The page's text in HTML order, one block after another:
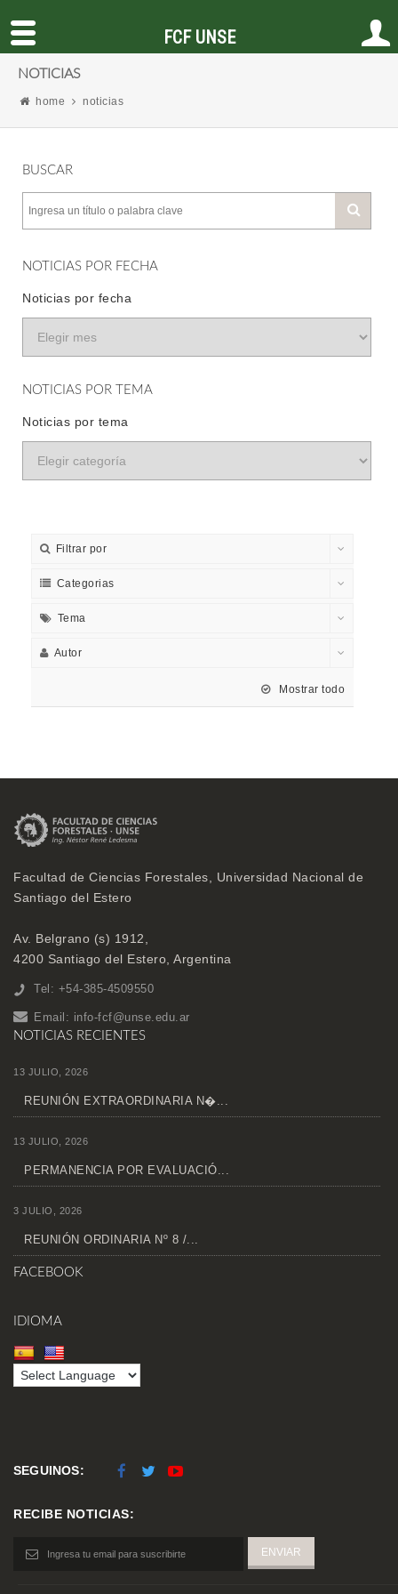
NOTICIAS
home noticias
BUSCAR
NOTICIAS POR FECHA
Noticias por fecha
NOTICIAS POR TEMA
Noticias por tema
Filtrar por
Categorias
Tema
Autor
Mostrar todo
Facultad de Ciencias Forestales, Universidad Nacional de
Santiago del Estero
Av. Belgrano (s) 1912,
4200 Santiago del Estero, Argentina
Tel: +54-385-4509550
Email: info-fcf@unse.edu.ar
NOTICIAS RECIENTES
13 JULIO, 2026
REUNIÓN EXTRAORDINARIA N�...
13 JULIO, 2026
PERMANENCIA POR EVALUACIÓ...
3 JULIO, 2026
REUNIÓN ORDINARIA Nº 8 /...
FACEBOOK
IDIOMA
SEGUINOS:
RECIBE NOTICIAS:
FCF UNSE